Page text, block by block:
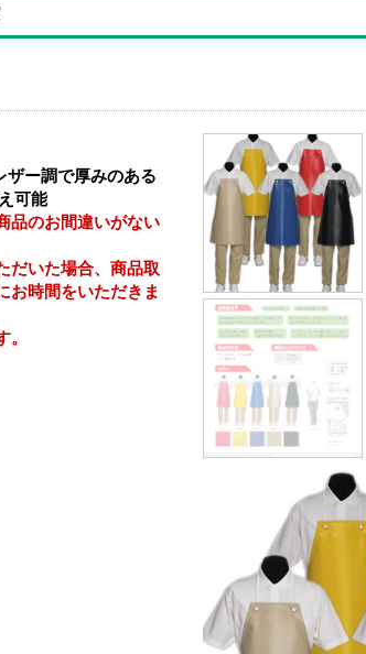
ー調で厚みのある
可能
品のお間違いがない
だいた場合、商品取
お時間をいただきま